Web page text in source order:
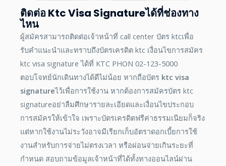
ติดต่อ Ktc Visa Signatureได้ที่ช่องทาง
ไหน
ผู้สมัครสามารถติดต่อเจ้าหน้าที่ call center บัตร ktcเพื่อ
รับคำแนะนำและทราบถึงบัตรเครดิต ktc เงื่อนไขการสมัคร
ktc visa signature ได้ที่ KTC PHON 02-123-5000
ตอบโจทย์นักเดินทางได้ดีไม่น้อย หากถือบัตร ktc visa
signatureไว้เพื่อการใช้งาน หากต้องการสมัครบัตร ktc
signatureอย่าลืมศึกษารายละเอียดและเงื่อนไขประกอบ
การสมัครให้เข้าใจ เพราะบัตรเครดิตฟรีค่าธรรมเนียมก็จริง
แต่หากใช้งานไม่ระวังอาจมีเรียกเก็บอัตราดอกเบี้ยการใช้
งานสำหรับการจ่ายไม่ตรงเวลา หรือผ่อนจ่ายเกินระยะที่
กำหนด สอบถามข้อมูลเจ้าหน้าที่ได้ทั้งทางออนไลน์ผ่าน